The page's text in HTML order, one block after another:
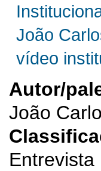
João
vídeo
Autor/
João
Entrevista